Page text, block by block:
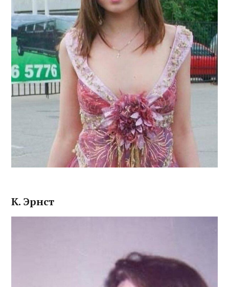
К. Эрнст